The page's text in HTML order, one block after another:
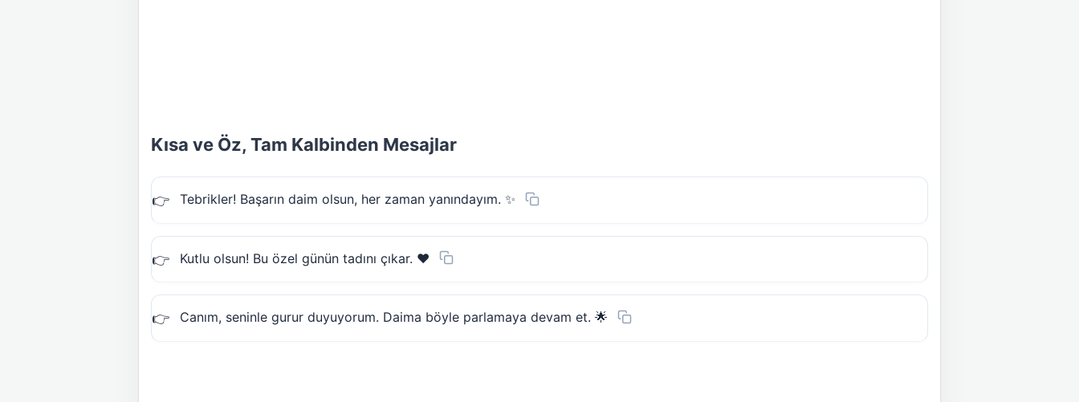
Kısa ve Öz, Tam Kalbinden Mesajlar
Tebrikler! Başarın daim olsun, her zaman yanındayım. ✨
Kutlu olsun! Bu özel günün tadını çıkar. ❤️
Canım, seninle gurur duyuyorum. Daima böyle parlamaya devam et. 🌟